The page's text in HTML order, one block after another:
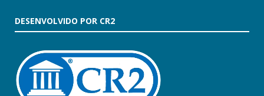
DESENVOLVIDO POR CR2